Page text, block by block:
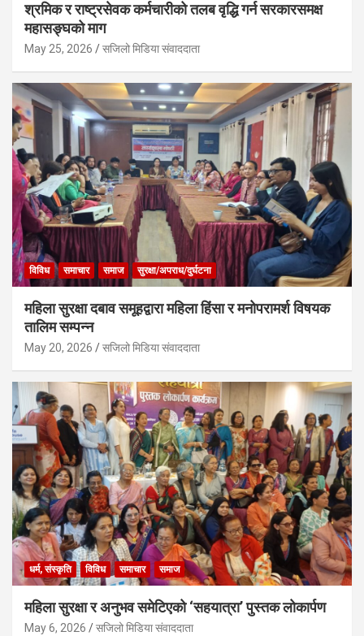
श्रमिक र राष्ट्रसेवक कर्मचारीको तलब वृद्धि गर्न सरकारसमक्ष
महासङ्घको माग
May 25, 2026 सजिलो मिडिया संवाददाता
विविध समाचार समाज सुरक्षा/अपराध/दुर्घटना
महिला सुरक्षा दबाव समूहद्वारा महिला हिंसा र मनोपरामर्श विषयक
तालिम सम्पन्न
May 20, 2026 सजिलो मिडिया संवाददाता
धर्म, संस्कृति विविध समाचार समाज
महिला सुरक्षा र अनुभव समेटिएको ‘सहयात्रा’ पुस्तक लोकार्पण
May 6, 2026 सजिलो मिडिया संवाददाता